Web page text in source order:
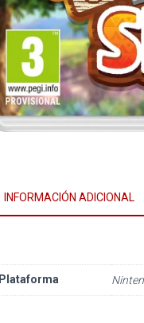
INFORMACIÓN ADICIONAL
Plataforma